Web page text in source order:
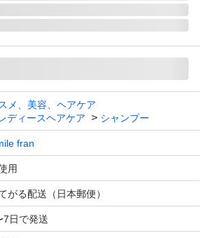
メ、美容、ヘアケア
ディースヘアケア
シャンプー
fran
用
がる配送（日本郵便）
7日で発送